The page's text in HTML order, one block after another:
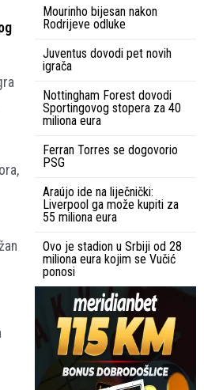
Mourinho bijesan nakon
Rodrijeve odluke
Juventus dovodi pet novih
igrača
Nottingham Forest dovodi
Sportingovog stopera za 40
miliona eura
Ferran Torres se dogovorio
PSG
Araújo ide na liječnički:
Liverpool ga može kupiti za
55 miliona eura
Ovo je stadion u Srbiji od 28
miliona eura kojim se Vučić
ponosi